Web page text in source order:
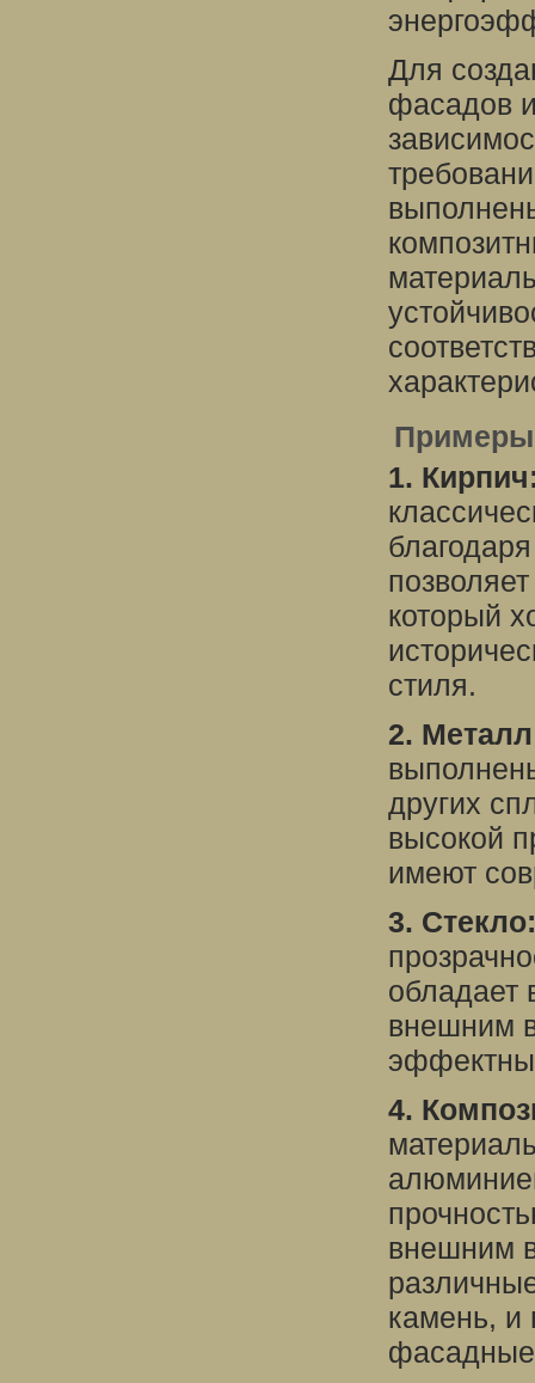
Для
фасадов
Примеры
1.
который
стиля.
2.
других
высокой
имеют
3. Стекло:
обладает
внешним
4.
внешним
камень, и